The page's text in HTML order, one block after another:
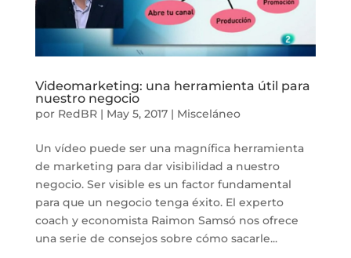
Videomarketing: una herramienta útil para
nuestro negocio
por RedBR| May 5, 2017| Misceláneo
Un vídeo puede ser una magnífica herramienta
de marketing para dar visibilidad a nuestro
negocio. Ser visible es un factor fundamental
para que un negocio tenga éxito. El experto
coach y economista Raimon Samsó nos ofrece
una serie de consejos sobre cómo sacarle...